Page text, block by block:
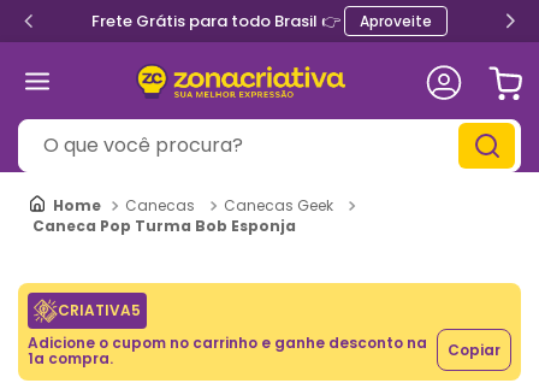
Frete Grátis para todo Brasil 👉 Aproveite
O que você procura?
Canecas
Canecas Geek
Caneca Pop Turma Bob Esponja
CRIATIVA5
Adicione o cupom no carrinho e ganhe desconto na
1a compra. Copiar